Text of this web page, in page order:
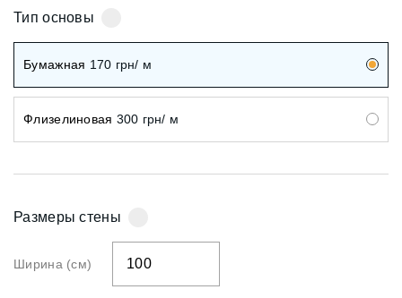
Тип основы
Бумажная 170 грн/ м
Флизелиновая 300 грн/ м
Размеры стены
Ширина (см)